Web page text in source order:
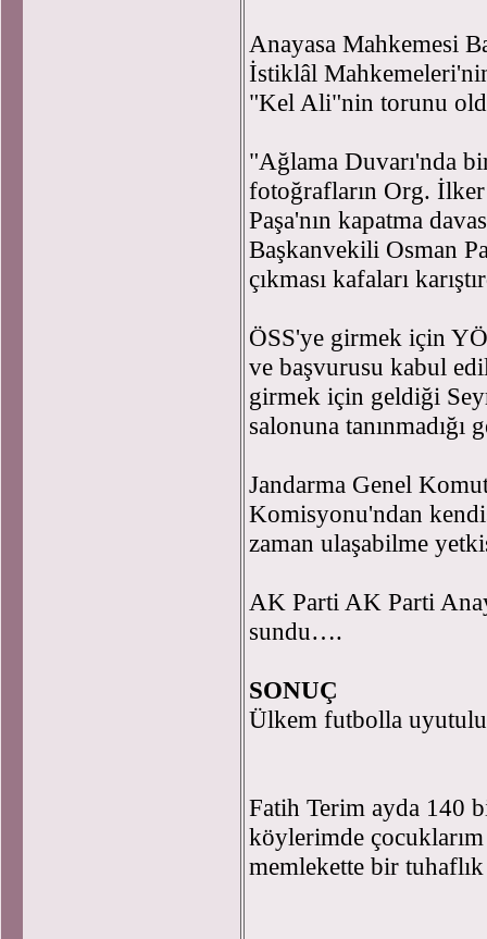
Anayasa Mahkemesi
İstiklâl
"Kel Ali"nin torunu
"Ağlama Duvarı'nda
fotoğrafların Org.
Paşa'nın kapatma
Başkanvekili Osman
çıkması kafaları
ÖSS'ye girmek için
ve başvurusu kabul
girmek için geldiği
salonuna tanınmadığı
Jandarma Genel
Komisyonu'ndan
zaman ulaşabilme
AK Parti AK Parti
sundu….
SONUÇ
Ülkem futbolla
Fatih Terim ayda 140
köylerimde
memlekette bir